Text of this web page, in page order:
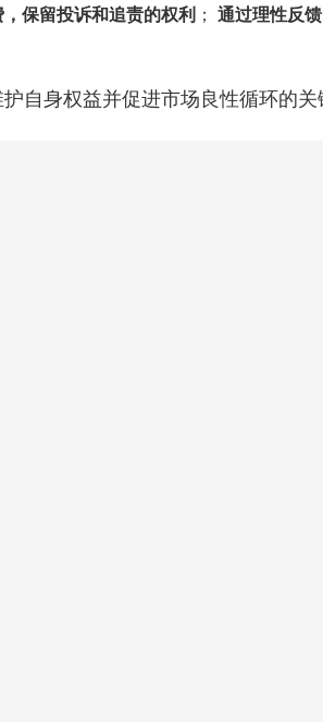
保留投诉和追责的权利 ； 通过理性反
自身权益并促进市场良性循环的关